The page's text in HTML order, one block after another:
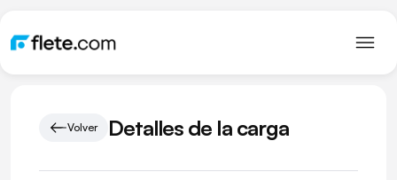
Volver Detalles de la carga